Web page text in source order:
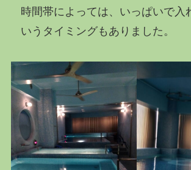
時間帯によっては、いっぱいで入
いうタイミングもありました。